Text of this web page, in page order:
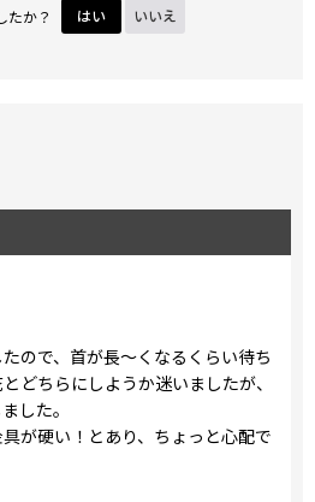
たか？ はい いいえ
ので、首が長〜くなるくらい待ち
どちらにしようか迷いましたが、
した。
が硬い！とあり、ちょっと心配で
、思った以上に最高！！と思うお